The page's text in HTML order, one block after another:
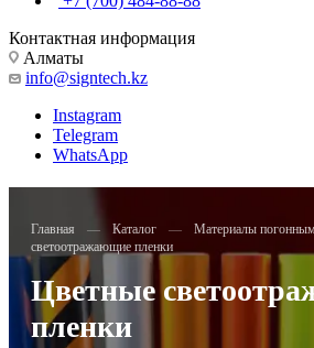
Контактная информация
Алматы
info@signtech.kz
Instagram
Telegram
WhatsApp
Главная — Каталог — Материалы
светоотражающие пленки
Цветные
пленки